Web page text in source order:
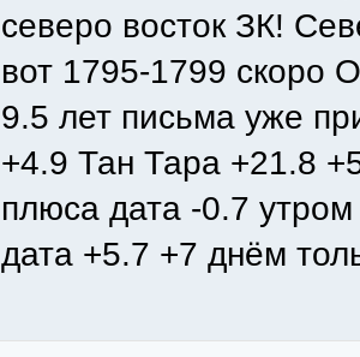
северо восток ЗК!
вот 1795-1799 скоро
9.5 лет письма уже
+4.9 Тан Тара +21.8
плюса дата -0.7
дата +5.7 +7 днём